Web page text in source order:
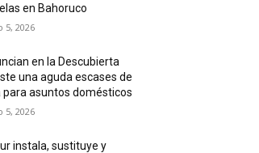
en Bahoruco
5, 2026
en la Descubierta
una aguda escases de
para asuntos domésticos
5, 2026
instala, sustituye y